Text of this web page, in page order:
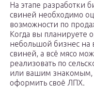
На этапе разработки
свиней необходимо
возможности по
Когда вы планируете
небольшой бизнес
свиней, а всё мясо
реализовать по
или вашим знакомым,
оформить своё ЛПХ.